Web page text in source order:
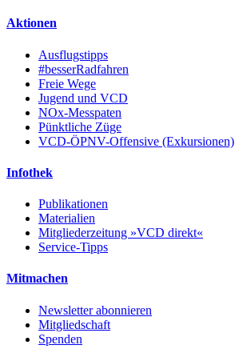
Aktionen
Ausflugstipps
#besserRadfahren
Freie Wege
Jugend und VCD
NOx-Messpaten
Pünktliche Züge
VCD-ÖPNV-Offensive (Exkursionen)
Infothek
Publikationen
Materialien
Mitgliederzeitung »VCD direkt«
Service-Tipps
Mitmachen
Newsletter abonnieren
Mitgliedschaft
Spenden